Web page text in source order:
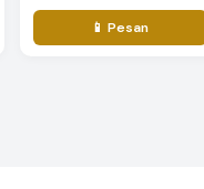
📱 Pesan